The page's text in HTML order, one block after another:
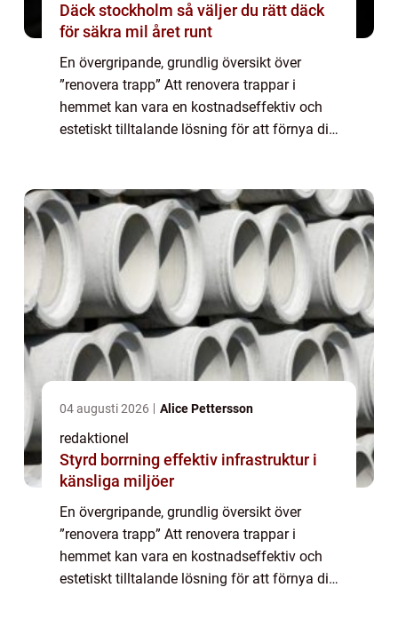
Däck stockholm så väljer du rätt däck
för säkra mil året runt
En övergripande, grundlig översikt över
”renovera trapp” Att renovera trappar i
hemmet kan vara en kostnadseffektiv och
estetiskt tilltalande lösning för att förnya ditt
04 augusti 2026 Alice Pettersson
redaktionel
Styrd borrning effektiv infrastruktur i
känsliga miljöer
En övergripande, grundlig översikt över
”renovera trapp” Att renovera trappar i
hemmet kan vara en kostnadseffektiv och
estetiskt tilltalande lösning för att förnya ditt